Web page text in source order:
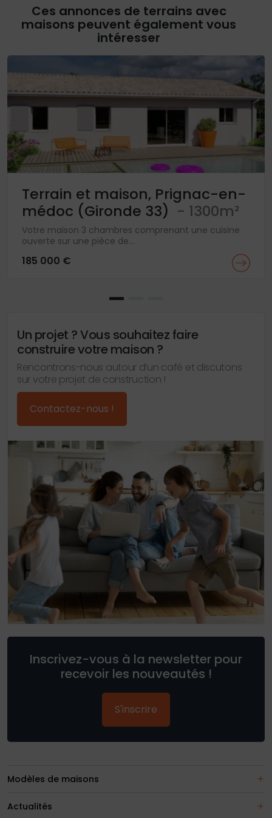
Ces annonces de terrains avec
maisons peuvent également vous
intéresser
Terrain et maison, Prignac-en-
médoc (Gironde 33) - 1300m²
Votre maison 3 chambres comprenant une cuisine
ouverte sur une pièce de...
185 000 €
Un projet ? Vous souhaitez faire
construire votre maison ?
Rencontrons-nous autour d’un café et discutons
sur votre projet de construction !
Contactez-nous !
Inscrivez-vous à la newsletter pour
recevoir les nouveautés !
S'inscrire
Modèles de maisons
Actualités